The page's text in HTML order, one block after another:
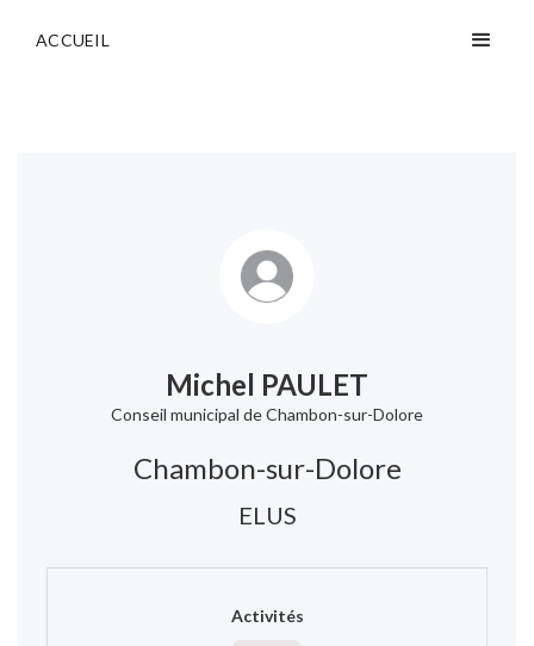
ACCUEIL
Michel PAULET
Conseil municipal de Chambon-sur-Dolore
Chambon-sur-Dolore
ELUS
Activités